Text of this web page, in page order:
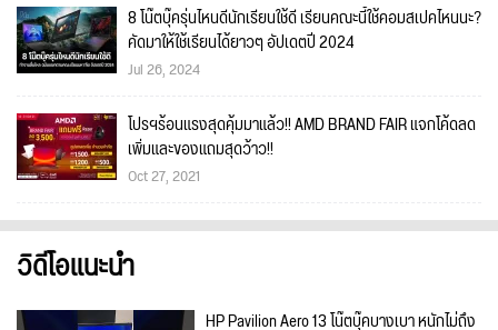
8 โน๊ตบุ๊ครุ่นไหนดีนักเรียนใช้ดี เรียนคณะนี้ใช้คอมสเปคไหนนะ?
คัดมาให้ใช้เรียนได้ยาวๆ อัปเดตปี 2024
Jul 26, 2024
โปรฯร้อนแรงสุดคุ้มมาแล้ว!! AMD BRAND FAIR แจกโค้ดลด
เพิ่มและของแถมสุดว้าว!!
Oct 27, 2021
วิดีโอแนะนำ
HP Pavilion Aero 13 โน๊ตบุ๊คบางเบา หนักไม่ถึง